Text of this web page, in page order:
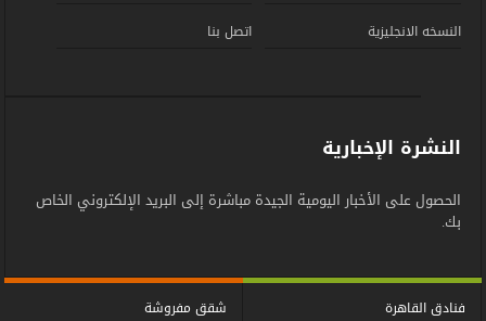
النسخه الانجليزية
اتصل بنا
النشرة الإخبارية
الحصول على الأخبار اليومية الجيدة مباشرة إلى البريد الإلكتروني الخاص
بك.
فنادق القاهرة
شقق مفروشة